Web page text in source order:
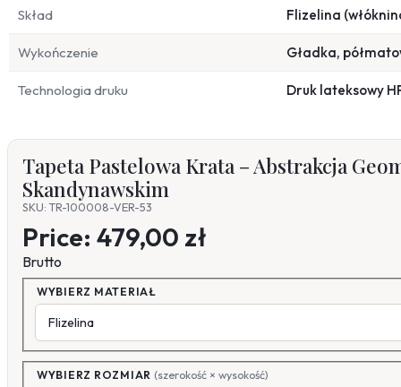
Skład Flizelina
Wykończenie Gładka,
Technologia druku Druk lateksowy
Tapeta Pastelowa Krata – Abstrakcja
Skandynawskim
SKU: TR-100008-VER-53
Price: 479,00 zł
Brutto
WYBIERZ MATERIAŁ
WYBIERZ ROZMIAR (szerokość × wysokość)